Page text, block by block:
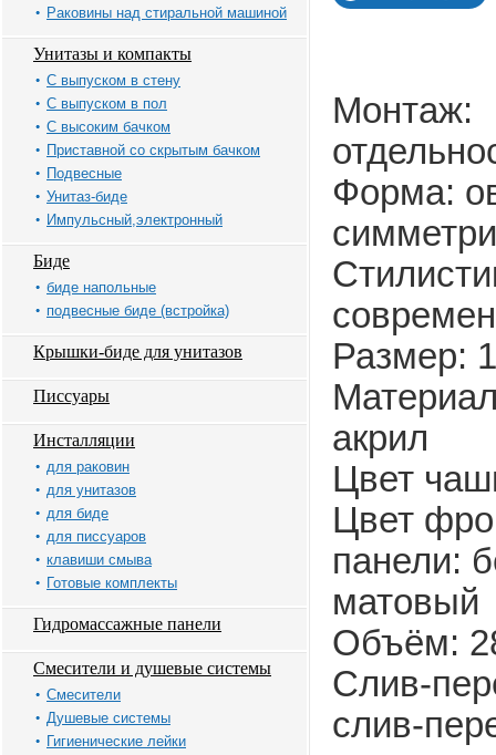
Раковины над стиральной машиной
Унитазы и компакты
С выпуском в стену
С выпуском в пол
С высоким бачком
Приставной со скрытым бачком
Подвесные
Унитаз-биде
Импульсный,электронный
Биде
биде напольные
подвесные биде (встройка)
Крышки-биде для унитазов
Писсуары
Инсталляции
для раковин
для унитазов
для биде
для писсуаров
клавиши смыва
Готовые комплекты
Гидромассажные панели
Смесители и душевые системы
Смесители
Душевые системы
Гигиенические лейки
Монтаж:
Форма:
Размер:
акрил
Цвет
Цвет
панели:
матовый
Объём:
Слив-
слив-